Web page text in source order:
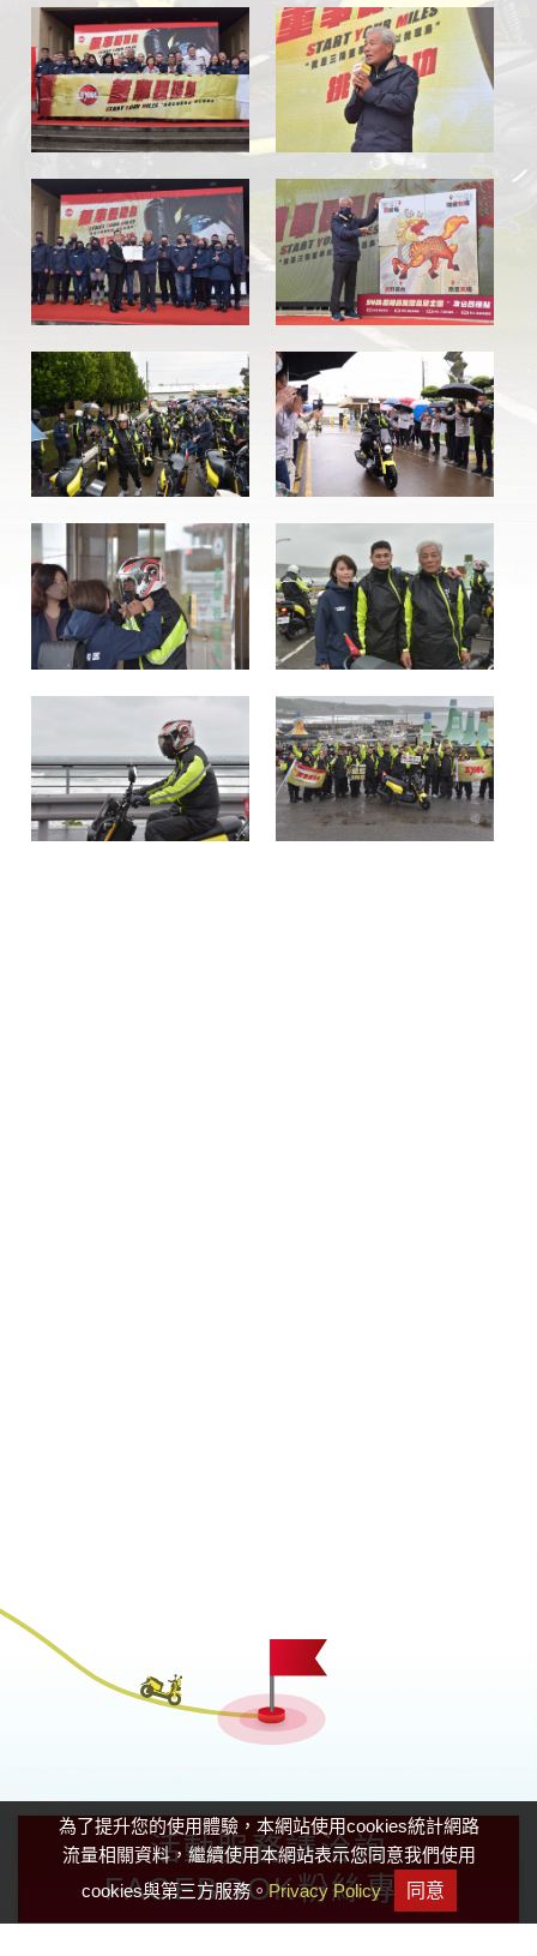
活動服務請洽詢
FACEBOOK粉絲專頁
為了提升您的使用體驗，本網站使用cookies統計網路
流量相關資料，繼續使用本網站表示您同意我們使用
cookies與第三方服務。Privacy Policy 同意